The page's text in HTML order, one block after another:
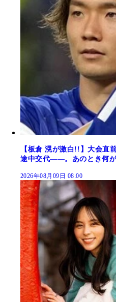
【板倉 滉が激白!!】大会直
途中交代――。あのとき何が
2026年08月09日 08:00